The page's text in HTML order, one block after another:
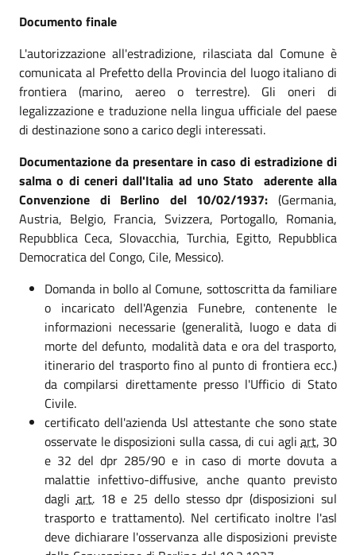
Documento finale
L'autorizzazione all'estradizione, rilasciata dal Comune è
comunicata al Prefetto della Provincia del luogo italiano di
frontiera (marino, aereo o terrestre). Gli oneri di
legalizzazione e traduzione nella lingua ufficiale del paese
di destinazione sono a carico degli interessati.
Documentazione da presentare in caso di estradizione di
salma o di ceneri dall'Italia ad uno Stato aderente alla
Convenzione di Berlino del 10/02/1937: (Germania,
Austria, Belgio, Francia, Svizzera, Portogallo, Romania,
Repubblica Ceca, Slovacchia, Turchia, Egitto, Repubblica
Democratica del Congo, Cile, Messico).
Domanda in bollo al Comune, sottoscritta da familiare
o incaricato dell'Agenzia Funebre, contenente le
informazioni necessarie (generalità, luogo e data di
morte del defunto, modalità data e ora del trasporto,
itinerario del trasporto fino al punto di frontiera ecc.)
da compilarsi direttamente presso l'Ufficio di Stato
Civile.
certificato dell'azienda Usl attestante che sono state
osservate le disposizioni sulla cassa, di cui agliart. 30
e 32 del dpr 285/90 e in caso di morte dovuta a
malattie infettivo-diffusive, anche quanto previsto
dagli art.18 e 25 dello stesso dpr (disposizioni sul
trasporto e trattamento). Nel certificato inoltre l'asl
deve dichiarare l'osservanza alle disposizioni previste